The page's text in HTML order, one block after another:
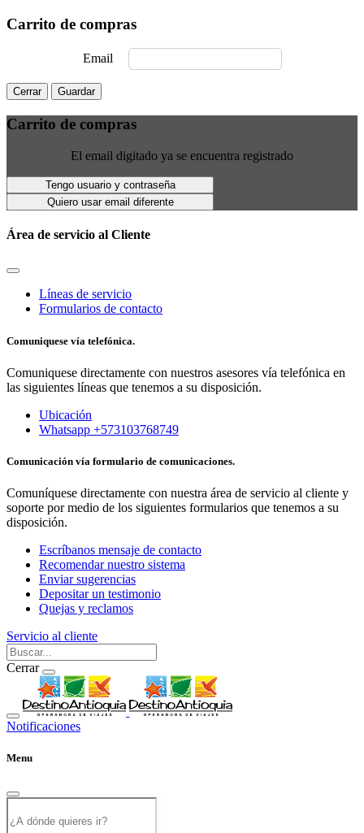
Carrito de compras
Email
Cerrar Guardar
Carrito de compras
El email digitado ya se encuentra registrado
Tengo usuario y contraseña
Quiero usar email diferente
Área de servicio al Cliente
Líneas de servicio
Formularios de contacto
Comuniquese vía telefónica.
Comuniquese directamente con nuestros asesores vía telefónica en
las siguientes líneas que tenemos a su disposición.
Ubicación
Whatsapp +573103768749
Comunicación vía formulario de comunicaciones.
Comuníquese directamente con nuestra área de servicio al cliente y
soporte por medio de los siguientes formularios que tenemos a su
disposición.
Escríbanos mensaje de contacto
Recomendar nuestro sistema
Enviar sugerencias
Depositar un testimonio
Quejas y reclamos
Servicio al cliente
Cerrar
Notificaciones
Menu